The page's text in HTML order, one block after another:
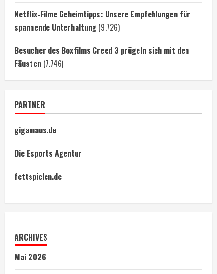
Netflix-Filme Geheimtipps: Unsere Empfehlungen für
spannende Unterhaltung (9.726)
Besucher des Boxfilms Creed 3 prügeln sich mit den
Fäusten (7.746)
PARTNER
gigamaus.de
Die Esports Agentur
fettspielen.de
ARCHIVES
Mai 2026